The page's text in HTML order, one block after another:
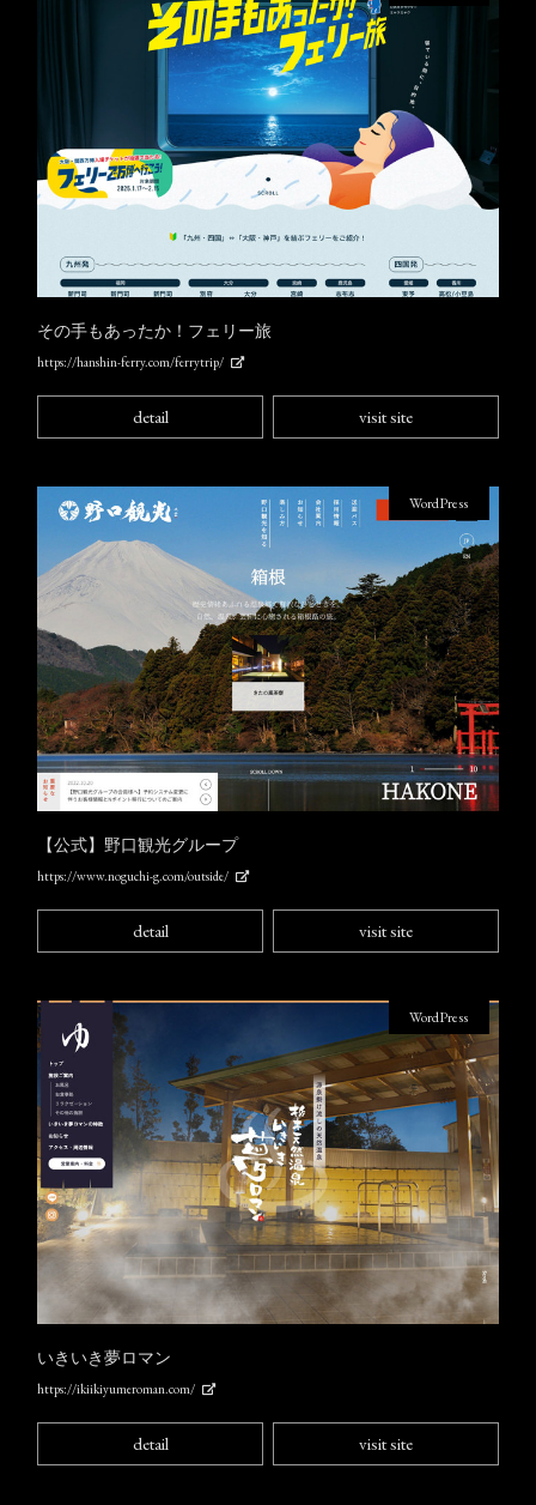
その手もあったか！フェリー旅
https://hanshin-ferry.com/ferrytrip/
detail visit site
【公式】野口観光グループ
https://www.noguchi-g.com/outside/
WordPress
detail visit site
いきいき夢ロマン
https://ikiikiyumeroman.com/
WordPress
detail visit site